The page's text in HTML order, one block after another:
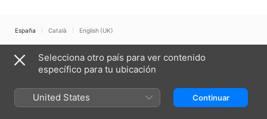
España Català English (UK)
Términos del servicio de internet
Apple TV y privacidad
Política de cookies
Soporte
Selecciona otro país para ver contenido
específico para tu ubicación
United States Continuar